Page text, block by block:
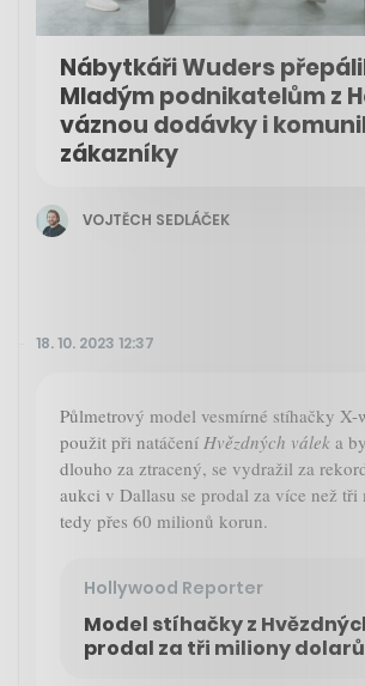
Nábytkáři Wuders
Mladým podnikatelům z
váznou dodávky i
zákazníky
VOJTĚCH SEDLÁČEK
18. 10. 2023 12:37
Půlmetrový model vesmírné stíhačky
použit při natáčení Hvězdných válek a
dlouho za ztracený, se vydražil za
aukci v Dallasu se prodal za více než
tedy přes 60 milionů korun.
Hollywood Reporter
Model stíhačky z
prodal za tři miliony dolarů